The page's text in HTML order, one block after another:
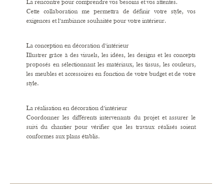
La rencontre pour comprendre vos besoins et vos attentes.
Cette collaboration me permettra de définir votre style, vos
exigences et l’ambiance souhaitée pour votre intérieur.
La conception en décoration d’intérieur
Illustrer grâce à des visuels, les idées, les designs et les concepts
proposés en sélectionnant les matériaux, les tissus, les couleurs,
les meubles et accessoires en fonction de votre budget et de votre
style.
La réalisation en décoration d’intérieur
Coordonner les différents intervenants du projet et assurer le
suivi du chantier pour vérifier que les travaux réalisés soient
conformes aux plans établis.